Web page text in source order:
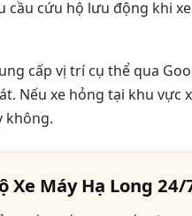
cứu hộ lưu động khi
cấp vị trí cụ thể qua
Nếu xe hỏng tại khu vực
không.
Xe Máy Hạ Long 24/